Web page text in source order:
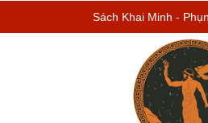
Sách Khai Minh -